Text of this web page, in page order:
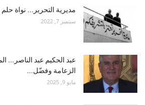
مديرية التحرير... نواة
سبتمبر 7, 2022
عبد الحكيم عبد الناصر...
الزعامة وفضّل...
مايو 9, 2025